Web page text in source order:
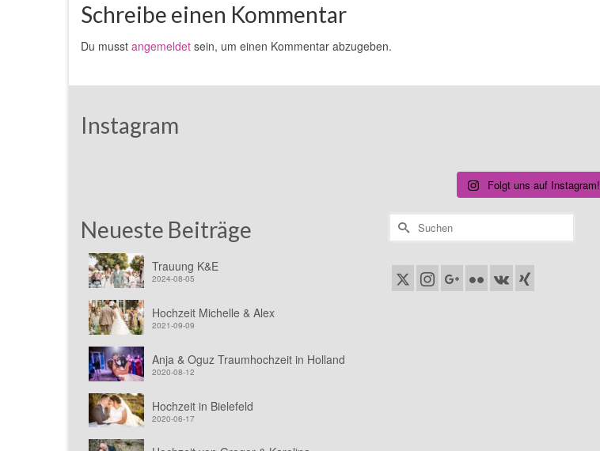
Schreibe einen Kommentar
Du musst angemeldet sein, um einen Kommentar abzugeben.
Instagram
Folgt uns auf Instagram!
Neueste Beiträge
Trauung K&E
2024-08-05
Hochzeit Michelle & Alex
2021-09-09
Anja & Oguz Traumhochzeit in Holland
2020-08-12
Hochzeit in Bielefeld
2020-06-17
Suchen
nach: